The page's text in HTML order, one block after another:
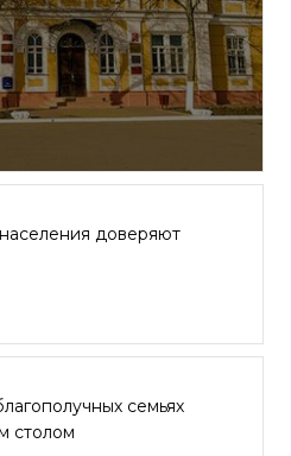
доверяют
семьях
столом